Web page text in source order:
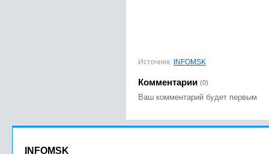
Источник: INFOMSK
Комментарии (0)
Ваш комментарий будет первым
INFOMSK